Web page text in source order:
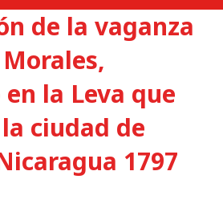
de la vaganza
la Leva que
ciudad de
1797